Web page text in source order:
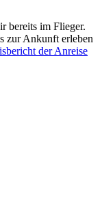
bereits im Flieger.
zur Ankunft erleben
der Anreise